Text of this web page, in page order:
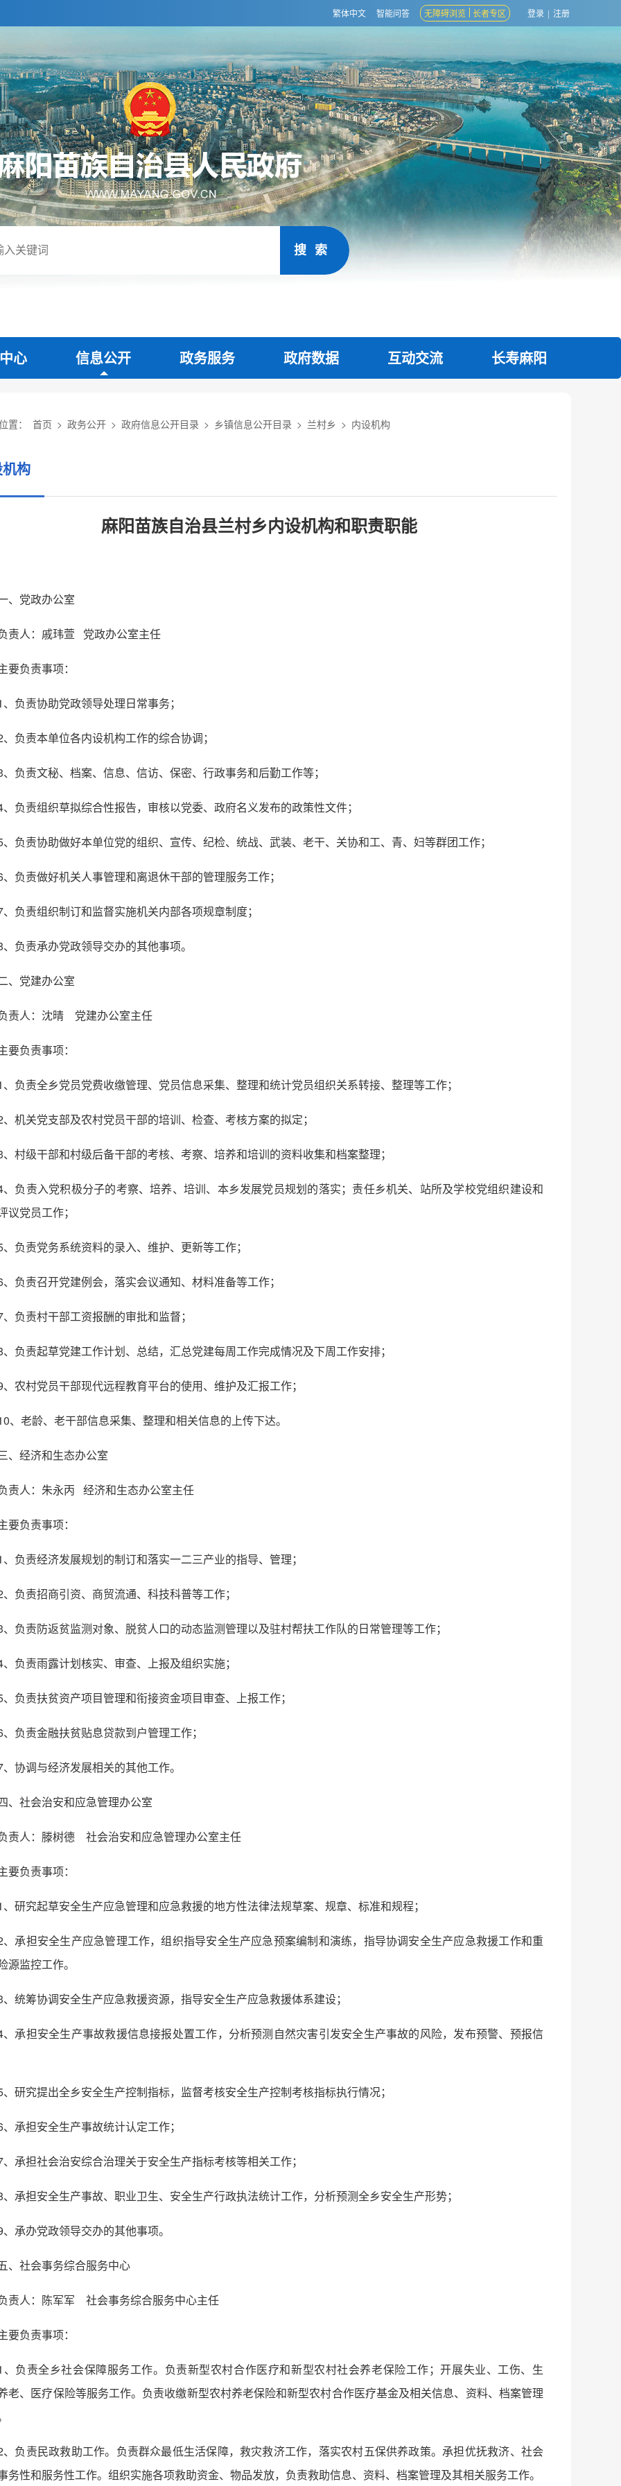
繁体中文 智能问答 无障碍浏览 长者专区 登录 | 注册
心 信息公开 政务服务 政府数据 互动交流 长寿麻阳
置： 首页 > 政务公开 > 政府信息公开目录 > 乡镇信息公开目录 > 兰村乡 > 内设机构
构
麻阳苗族自治县兰村乡内设机构和职责职能
、党政办公室
责人：戚玮萱 党政办公室主任
要负责事项：
、负责协助党政领导处理日常事务；
、负责本单位各内设机构工作的综合协调；
、负责文秘、档案、信息、信访、保密、行政事务和后勤工作等；
、负责组织草拟综合性报告，审核以党委、政府名义发布的政策性文件；
、负责协助做好本单位党的组织、宣传、纪检、统战、武装、老干、关协和工、青、妇等群团工作；
、负责做好机关人事管理和离退休干部的管理服务工作；
、负责组织制订和监督实施机关内部各项规章制度；
、负责承办党政领导交办的其他事项。
、党建办公室
责人：沈晴 党建办公室主任
要负责事项：
、负责全乡党员党费收缴管理、党员信息采集、整理和统计党员组织关系转接、整理等工作；
、机关党支部及农村党员干部的培训、检查、考核方案的拟定；
、村级干部和村级后备干部的考核、考察、培养和培训的资料收集和档案整理；
、负责入党积极分子的考察、培养、培训、本乡发展党员规划的落实；责任乡机关、站所及学校党组织建设和
议党员工作；
、负责党务系统资料的录入、维护、更新等工作；
、负责召开党建例会，落实会议通知、材料准备等工作；
、负责村干部工资报酬的审批和监督；
、负责起草党建工作计划、总结，汇总党建每周工作完成情况及下周工作安排；
、农村党员干部现代远程教育平台的使用、维护及汇报工作；
、老龄、老干部信息采集、整理和相关信息的上传下达。
、经济和生态办公室
责人：朱永丙 经济和生态办公室主任
要负责事项：
、负责经济发展规划的制订和落实一二三产业的指导、管理；
、负责招商引资、商贸流通、科技科普等工作；
、负责防返贫监测对象、脱贫人口的动态监测管理以及驻村帮扶工作队的日常管理等工作；
、负责雨露计划核实、审查、上报及组织实施；
、负责扶贫资产项目管理和衔接资金项目审查、上报工作；
、负责金融扶贫贴息贷款到户管理工作；
、协调与经济发展相关的其他工作。
、社会治安和应急管理办公室
责人：滕树德 社会治安和应急管理办公室主任
要负责事项：
、研究起草安全生产应急管理和应急救援的地方性法律法规草案、规章、标准和规程；
、承担安全生产应急管理工作，组织指导安全生产应急预案编制和演练，指导协调安全生产应急救援工作和重
源监控工作。
、统筹协调安全生产应急救援资源，指导安全生产应急救援体系建设；
、承担安全生产事故救援信息接报处置工作，分析预测自然灾害引发安全生产事故的风险，发布预警、预报信
、研究提出全乡安全生产控制指标，监督考核安全生产控制考核指标执行情况；
、承担安全生产事故统计认定工作；
、承担社会治安综合治理关于安全生产指标考核等相关工作；
、承担安全生产事故、职业卫生、安全生产行政执法统计工作，分析预测全乡安全生产形势；
、承办党政领导交办的其他事项。
、社会事务综合服务中心
责人：陈军军 社会事务综合服务中心主任
要负责事项：
、负责全乡社会保障服务工作。负责新型农村合作医疗和新型农村社会养老保险工作；开展失业、工伤、生
老、医疗保险等服务工作。负责收缴新型农村养老保险和新型农村合作医疗基金及相关信息、资料、档案管理
、负责民政救助工作。负责群众最低生活保障，救灾救济工作，落实农村五保供养政策。承担优抚救济、社会
务性和服务性工作。组织实施各项救助资金、物品发放，负责救助信息、资料、档案管理及其相关服务工作。